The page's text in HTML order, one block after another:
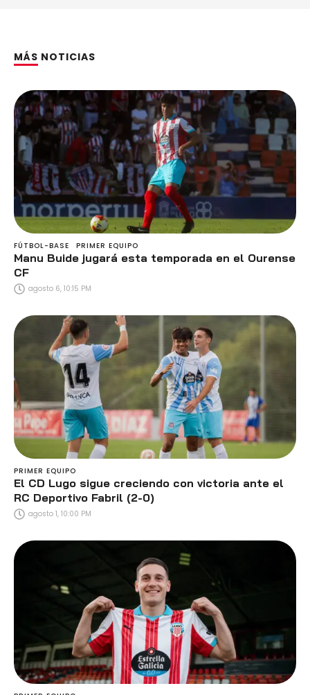
MÁS NOTICIAS
FÚTBOL-BASE PRIMER EQUIPO
Manu Buide jugará esta temporada en el Ourense
CF
agosto 6, 10:15 PM
PRIMER EQUIPO
El CD Lugo sigue creciendo con victoria ante el
RC Deportivo Fabril (2-0)
agosto 1, 10:00 PM